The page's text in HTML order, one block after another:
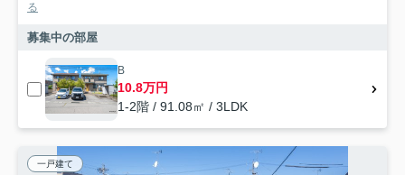
る
募集中の部屋
B
10.8万円
1-2階 / 91.08㎡ / 3LDK
一戸建て